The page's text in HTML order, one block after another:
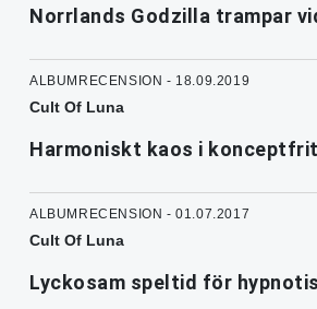
Norrlands Godzilla trampar
ALBUMRECENSION - 18.09.2019
Cult Of Luna
Harmoniskt kaos i
ALBUMRECENSION - 01.07.2017
Cult Of Luna
Lyckosam speltid för